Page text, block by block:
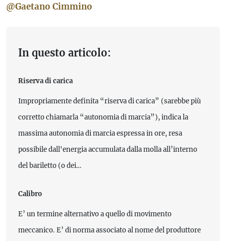
@Gaetano Cimmino
In questo articolo:
Riserva di carica
Impropriamente definita “riserva di carica” (sarebbe più
corretto chiamarla “autonomia di marcia”), indica la
massima autonomia di marcia espressa in ore, resa
possibile dall'energia accumulata dalla molla all’interno
del bariletto (o dei…
Calibro
E’ un termine alternativo a quello di movimento
meccanico. E’ di norma associato al nome del produttore